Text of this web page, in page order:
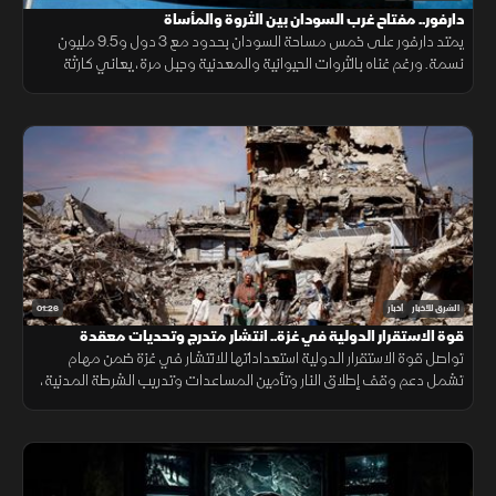
دارفور.. مفتاح غرب السودان بين الثروة والمأساة
يمتد دارفور على خمس مساحة السودان بحدود مع 3 دول و9.5 مليون
نسمة. ورغم غناه بالثروات الحيوانية والمعدنية وجبل مرة، يعاني كارثة
01:26 الشرق للأخبار أخبار
قوة الاستقرار الدولية في غزة.. انتشار متدرج وتحديات معقدة
تواصل قوة الاستقرار الدولية استعداداتها للانتشار في غزة ضمن مهام
تشمل دعم وقف إطلاق النار وتأمين المساعدات وتدريب الشرطة المدنية،